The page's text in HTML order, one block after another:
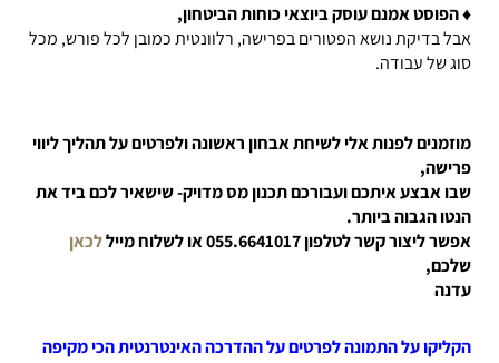
♦ הפוסט אמנם עוסק ביוצאי כוחות הביטחון,
אבל בדיקת נושא הפטורים בפרישה, רלוונטית כמובן לכל פורש, מכל
סוג של עבודה.
מוזמנים לפנות אלי לשיחת אבחון ראשונה ולפרטים על תהליך ליווי
פרישה,
שבו אבצע איתכם ועבורכם תכנון מס מדויק- שישאיר לכם ביד את
הנטו הגבוה ביותר.
אפשר ליצור קשר לטלפון 055.6641017 או לשלוח מייל
לכאן
שלכם,
עדנה
הקליקו על התמונה לפרטים על ההדרכה האינטרנטית הכי מקיפה